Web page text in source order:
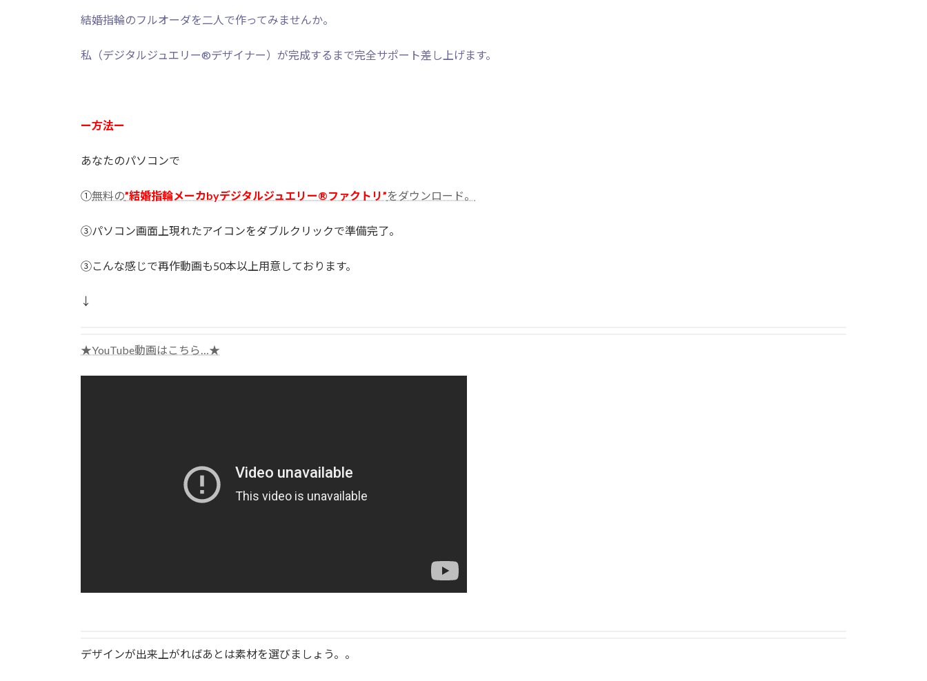
結婚指輪のフルオーダを二人で作ってみませんか。
私（デジタルジュエリー®デザイナー）が完成するまで完全サポート差し上げます。
ー方法ー
あなたのパソコンで
①無料の”結婚指輪メーカbyデジタルジュエリー®ファクトリ”をダウンロード。
③パソコン画面上現れたアイコンをダブルクリックで準備完了。
③こんな感じで再作動画も50本以上用意しております。
↓
★YouTube動画はこちら…★
デザインが出来上がればあとは素材を選びましょう。。